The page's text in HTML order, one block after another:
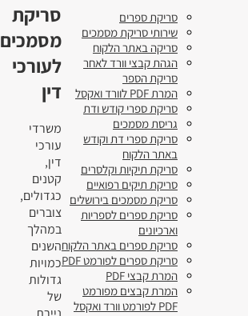
סריקת
מסמכים
לעורכי
דין
משרדי
עורכי
דין,
קטנים
כגדולים,
צוברים
במהלך
השנים
כמויות
גדולות
של
סריקת ספרים
שירותי סריקת מסמכים
סריקה באתר הלקוח
הגהת קבצי וורד לאחר
סריקת הספר
המרת PDF לוורד ואקסל
סריקת ספרי קודש ודת
גריסת מסמכים
סריקת ספרי דת וקודש
באתר הלקוח
סריקת תיקיות וקלסרים
סריקת תיקים רפואיים
סריקת מסמכים בירושלים
סריקת ספרים לספריות
וארכיונים
סריקת ספרים באתר הלקוח
סריקת ספרים לפורמט PDF
המרת קבצי PDF
המרת קבצים מפורמט
PDF לפורמט וורד ואקסל